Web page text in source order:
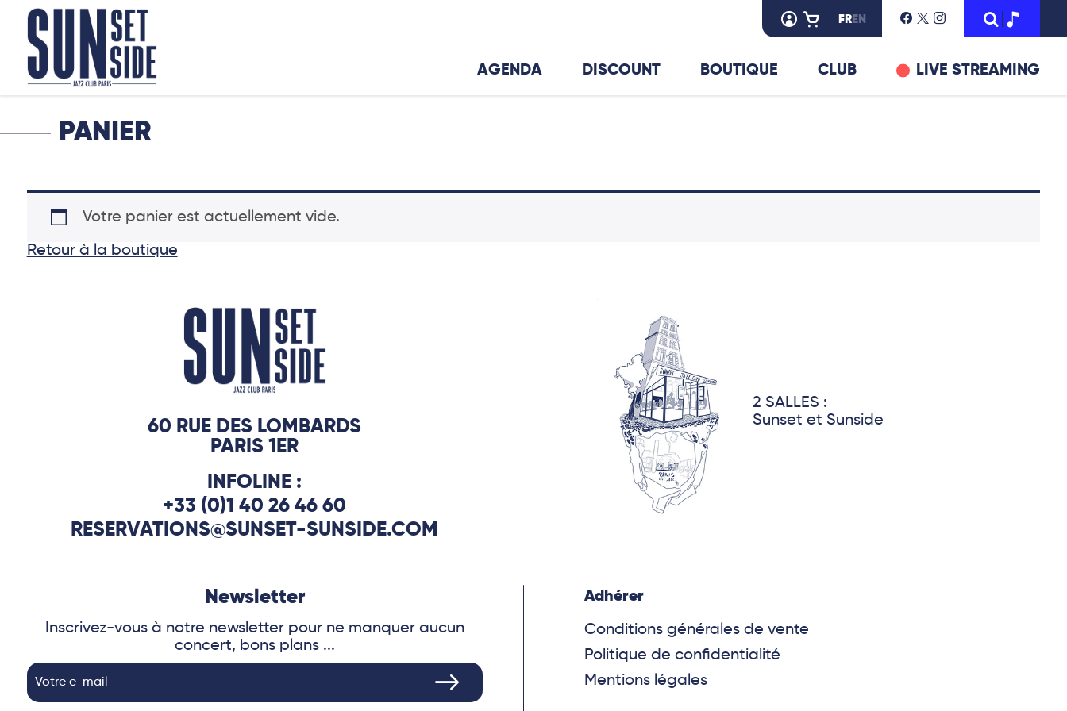
AGENDA DISCOUNT BOUTIQUE CLUB LIVE STREAMING
FR EN
PANIER
Votre panier est actuellement vide.
Retour à la boutique
60 RUE DES LOMBARDS
PARIS 1ER
INFOLINE :
+33 (0)1 40 26 46 60
RESERVATIONS@SUNSET-SUNSIDE.COM
2 SALLES :
Sunset et Sunside
Newsletter
Inscrivez-vous à notre newsletter pour ne manquer aucun
concert, bons plans ...
Adhérer
Conditions générales de vente
Politique de confidentialité
Mentions légales